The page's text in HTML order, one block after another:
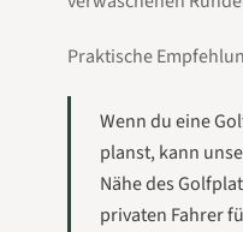
Praktische
Wenn du eine
planst, kann
Nähe des
privaten Fahrer